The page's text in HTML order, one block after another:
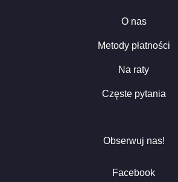
O nas
Metody płatności
Na raty
Częste pytania
Obserwuj nas!
Facebook